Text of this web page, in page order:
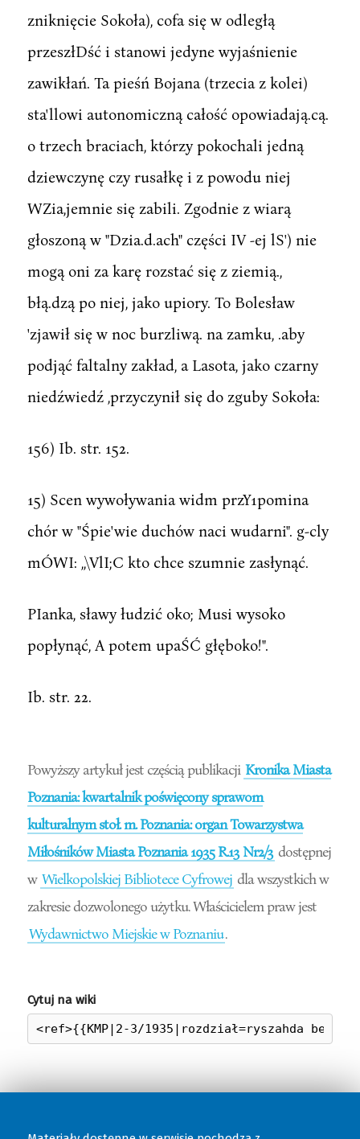
zniknięcie Sokoła), cofa się w odległą
przeszłDść i stanowi jedyne wyjaśnienie
zawikłań. Ta pieśń Bojana (trzecia z kolei)
sta'llowi autonomiczną całość opowiadają.cą.
o trzech braciach, którzy pokochali jedną
dziewczynę czy rusałkę i z powodu niej
WZia,jemnie się zabili. Zgodnie z wiarą
głoszoną w "Dzia.d.ach" części IV -ej lS') nie
mogą oni za karę rozstać się z ziemią.,
błą.dzą po niej, jako upiory. To Bolesław
'zjawił się w noc burzliwą. na zamku, .aby
podjąć faltalny zakład, a Lasota, jako czarny
niedźwiedź ,przyczynił się do zguby Sokoła:
156) Ib. str. 152.
15) Scen wywoływania widm przY1pomina
chór w "Śpie'wie duchów naci wudarni". g-cly
mÓWI: ,,\VlI;C kto chce szumnie zasłynąć.
PIanka, sławy łudzić oko; Musi wysoko
popłynąć, A potem upaŚĆ głęboko!".
Ib. str. 22.
Powyższy artykuł jest częścią publikacji Kronika Miasta
Poznania: kwartalnik poświęcony sprawom
kulturalnym stoł. m. Poznania: organ Towarzystwa
Miłośników Miasta Poznania 1935 R.13 Nr2/3 dostępnej
w Wielkopolskiej Bibliotece Cyfrowej dla wszystkich w
zakresie dozwolonego użytku. Właścicielem praw jest
Wydawnictwo Miejskie w Poznaniu.
Cytuj na wiki